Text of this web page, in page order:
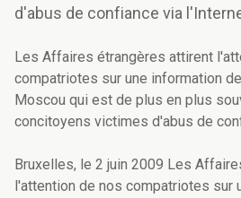
d'abus de confiance via
Les Affaires étrangères attirent
compatriotes sur une information
Moscou qui est de plus en plus
concitoyens victimes d'abus de
Bruxelles, le 2 juin 2009 Les
l'attention de nos compatriotes sur